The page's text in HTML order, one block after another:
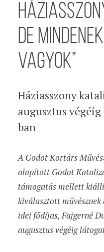
de
vagyok”
Háziasszony
augusztus
ban
A Godot Kortárs
alapított Godot
támogatás mellett
kiválasztott művésznek
idei fődíjas, Fajgerné
augusztus végéig